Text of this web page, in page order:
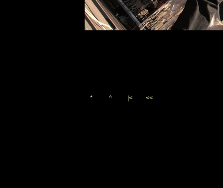
* ^ |< <<